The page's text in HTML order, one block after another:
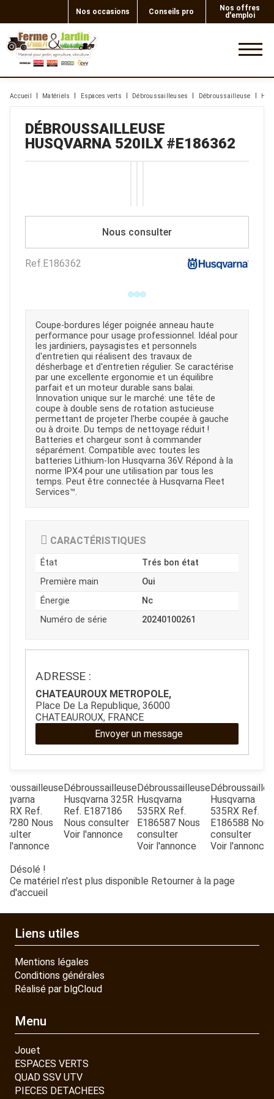
Nos occasions Conseils pro
Nos offres
d'emploi
JOUET
QUAD SSV UTV
PIECES DETACHEES
CONTACT
Accueil Matériels Espaces verts Débroussailleuses Débroussailleuse
DÉBROUSSAILLEUSE
HUSQVARNA 520ILX #E186362
Coupe-bordures léger poignée anneau haute
performance pour usage professionnel. Idéal pour
les jardiniers, paysagistes et personnels
d'entretien qui réalisent des travaux de
désherbage et d'entretien régulier. Se caractérise
par une excellente ergonomie et un équilibre
parfait et un moteur durable sans balai.
Innovation unique sur le marché: une tête de
coupe à double sens de rotation astucieuse
permettant de projeter l'herbe coupée à gauche
ou à droite. Du temps de nettoyage réduit !
Batteries et chargeur sont à commander
séparément. Compatible avec toutes les
batteries Lithium-Ion Husqvarna 36V. Répond à la
norme IPX4 pour une utilisation par tous les
temps. Peut être connectée à Husqvarna Fleet
Services™.
CARACTÉRISTIQUES
État
Trés bon état
Première main
Oui
Énergie
Nc
Numéro de série
20240100261
Nous consulter
Ref. E186362
Envoyer un message
ADRESSE :
CHATEAUROUX METROPOLE,
Place De La Republique, 36000
CHATEAUROUX, FRANCE
Ref.
Nous
l'annonce
Débroussailleuse
Husqvarna 325R
Ref. E187186
Nous consulter
Voir l'annonce
Débroussailleuse
Husqvarna
535RX Ref.
E186587 Nous
consulter
Voir l'annonce
Husqvarna
535RX Ref.
E186588 Nous
consulter
Voir l'annonce
Désolé !
Ce matériel n'est plus disponible Retourner à la page
d'accueil
Liens utiles
Mentions légales
Conditions générales
Réalisé par blgCloud
Menu
Jouet
ESPACES VERTS
QUAD SSV UTV
PIECES DETACHEES